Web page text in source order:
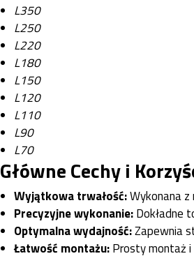
L350
L250
L220
L180
L150
L120
L110
L90
L70
Główne Cechy i
Wyjątkowa trwałość:Wykonana
Precyzyjne wykonanie:Dokładne
Optymalna wydajność:Zapewnia
Łatwość montażu:Prosty montaż